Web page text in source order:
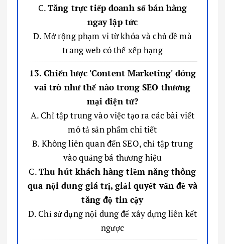
C.Tăng trực tiếp doanh số bán hàng
ngay lập tức
D. Mở rộng phạm vi từ khóa và chủ đề mà
trang web có thể xếp hạng
13. Chiến lược 'Content Marketing' đóng
vai trò như thế nào trong SEO thương
mại điện tử?
A. Chỉ tập trung vào việc tạo ra các bài viết
mô tả sản phẩm chi tiết
B. Không liên quan đến SEO, chỉ tập trung
vào quảng bá thương hiệu
C.Thu hút khách hàng tiềm năng thông
qua nội dung giá trị, giải quyết vấn đề và
tăng độ tin cậy
D. Chỉ sử dụng nội dung để xây dựng liên kết
ngược